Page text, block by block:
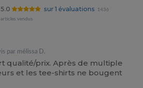
5.0 sur 1 évaluations
1436
articles vendus
par mélissa D.
qualité/prix. Après de multiple
et les tee-shirts ne bougent